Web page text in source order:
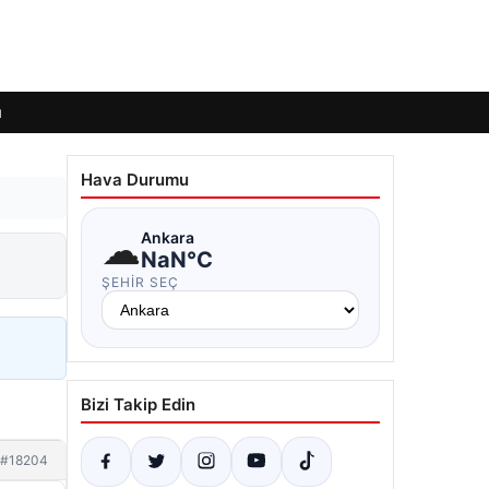
#18204
Hava Durumu
☁Ankara
NaN°C
ŞEHIR SEÇ
Bizi Takip Edin